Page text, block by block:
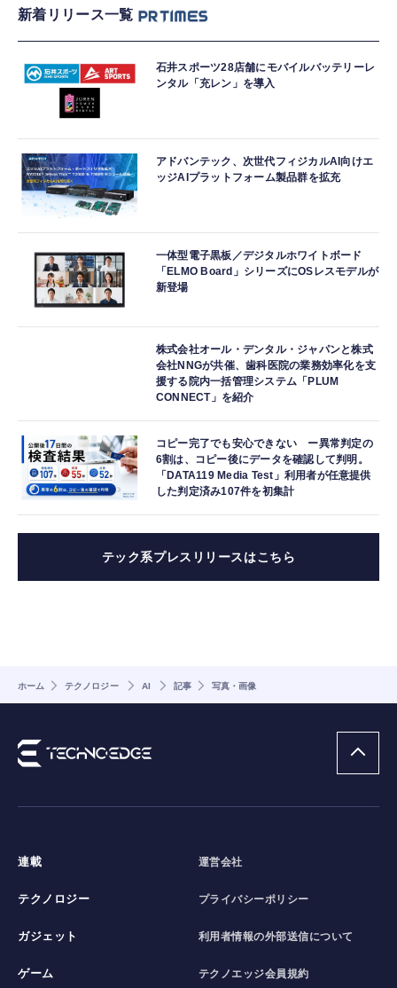
新着リリース一覧
石井スポーツ28店舗にモバイルバッテリーレ
ンタル「充レン」を導入
アドバンテック、次世代フィジカルAI向けエ
ッジAIプラットフォーム製品群を拡充
一体型電子黒板／デジタルホワイトボード
「ELMO Board」シリーズにOSレスモデルが
新登場
株式会社オール・デンタル・ジャパンと株式
会社NNGが共催、歯科医院の業務効率化を支
援する院内一括管理システム「PLUM
CONNECT」を紹介
コピー完了でも安心できない ー異常判定の
6割は、コピー後にデータを確認して判明。
「DATA119 Media Test」利用者が任意提供
した判定済み107件を初集計
テック系プレスリリースはこちら
ホーム テクノロジー AI 記事 写真・画像
連載
テクノロジー
ガジェット
ゲーム
運営会社
プライバシーポリシー
利用者情報の外部送信について
テクノエッジ会員規約